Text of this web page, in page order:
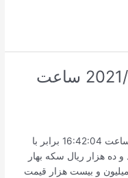
قیمت سکه امروز 2021/08/11 ساعت
قیمت لحظه ای سکه امروز 2021/08/11 ساعت 16:42:04 برابر با
و ده هزار ریال سکه بهار
صد و نه میلیون و بیست هزار قیمت